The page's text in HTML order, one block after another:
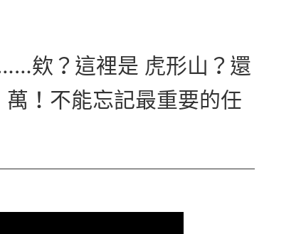
欸？這裡是 虎形山？還
！不能忘記最重要的任